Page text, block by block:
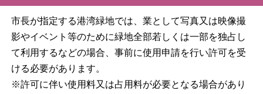
市長が指定する港湾緑地では、業として写真又は映像撮
影やイベント等のために緑地全部若しくは一部を独占し
て利用するなどの場合、事前に使用申請を行い許可を受
ける必要があります。
※許可に伴い使用料又は占用料が必要となる場合があり